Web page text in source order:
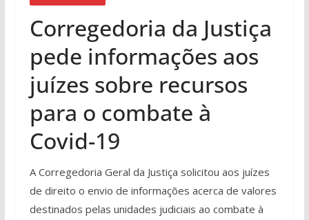
Corregedoria da Justiça
pede informações aos
juízes sobre recursos
para o combate à
Covid-19
A Corregedoria Geral da Justiça solicitou aos juízes
de direito o envio de informações acerca de valores
destinados pelas unidades judiciais ao combate à